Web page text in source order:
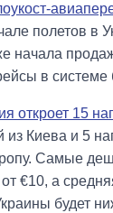
полетов в
начала
в
откроет 15
из Киева и 5
Самые
от €10, а
будет